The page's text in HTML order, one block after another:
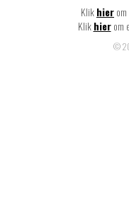
Klikhierom
Klik hier om
©